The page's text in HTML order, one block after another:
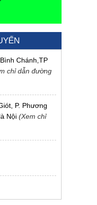
Chánh,TP
chỉ dẫn đường
P. Phương
Nội (Xem chỉ